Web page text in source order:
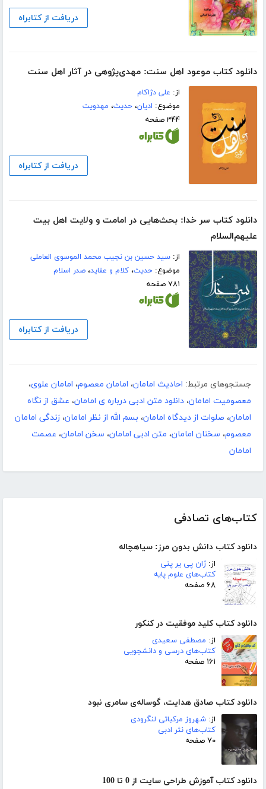
کتاب‌های تصادفی
دانلود کتاب دانش بدون مرز: سیاهچاله
از:ژان پی یر پتی
کتاب‌های علوم پایه
۶۸ صفحه
دانلود کتاب کلید موفقیت در کنکور
از: مصطفی سعیدی
کتاب‌های درسی و دانشجویی
۱۶۱ صفحه
دانلود کتاب صادق هدایت، گوساله‌ی سامری نبود
از: شهروز مرکباتی لنگرودی
کتاب‌های نثر ادبی
۷۰ صفحه
دانلود کتاب آموزش طراحی سایت از 0 تا 100
دریافت از کتابراه
دانلود کتاب موعود اهل سنت: مهدی‌پژوهی در آثار اهل سنت
از: علی دژاکام
موضوع: ادیان،حدیث، مهدویت
۳۴۴ صفحه
دریافت از کتابراه
دانلود کتاب سر خدا: بحث‌هایی در امامت و ولایت اهل بیت
علیهم‌السلام
از:سید حسین بن نجیب محمد الموسوی العاملی
موضوع:حدیث،کلام و عقاید،صدر اسلام
۷۸۱ صفحه
دریافت از کتابراه
جستجوهای مرتبط: احادیث امامان، امامان معصوم، امامان علوی،
معصومیت امامان، دانلود متن ادبی درباره ی امامان، عشق از نگاه
امامان، صلوات از دیدگاه امامان، بسم الله از نظر امامان، زندگی امامان
معصوم، سخنان امامان، متن ادبی امامان، سخن امامان، عصمت
امامان